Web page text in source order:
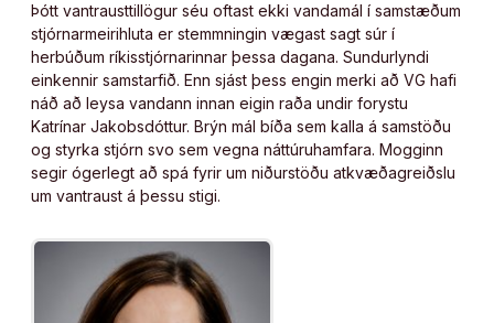
Þótt vantrausttillögur séu oftast ekki vandamál í samstæðum
stjórnarmeirihluta er stemmningin vægast sagt súr í
herbúðum ríkisstjórnarinnar þessa dagana. Sundurlyndi
einkennir samstarfið. Enn sjást þess engin merki að VG hafi
náð að leysa vandann innan eigin raða undir forystu
Katrínar Jakobsdóttur. Brýn mál bíða sem kalla á samstöðu
og styrka stjórn svo sem vegna náttúruhamfara. Mogginn
segir óger­legt að spá fyrir um niðurstöðu atkvæðagreiðslu
um vantraust á þessu stigi.